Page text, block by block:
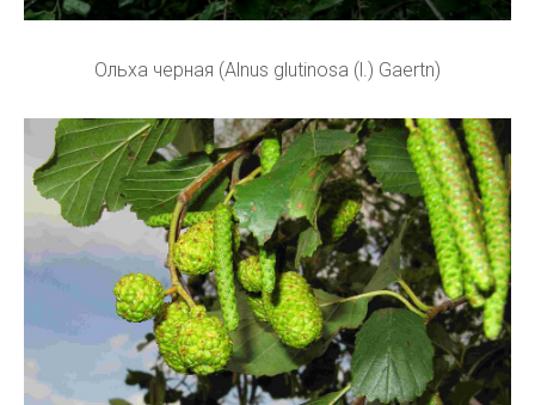
Ольха черная (Alnus glutinosa (l.) Gaertn)